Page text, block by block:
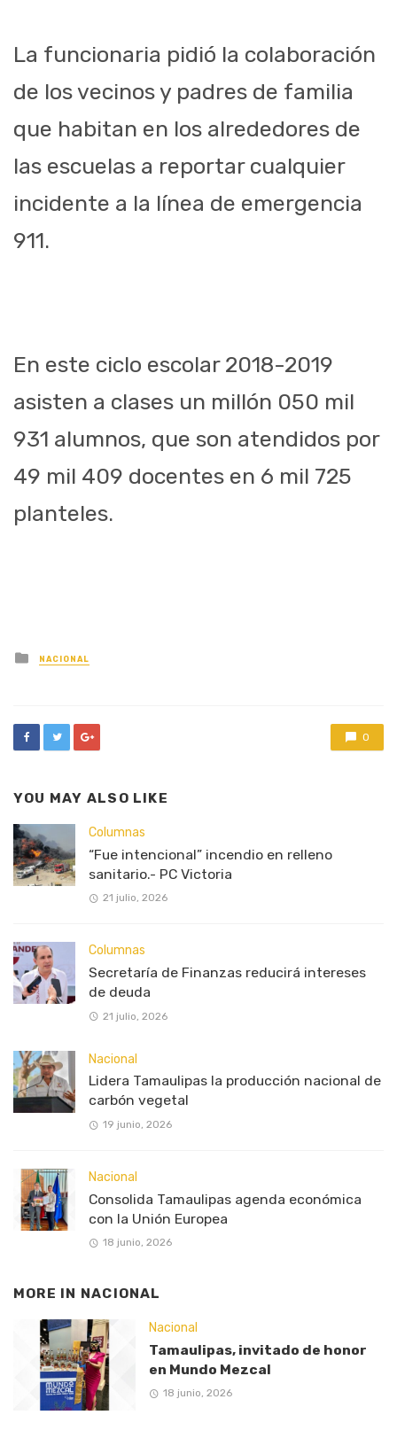
La funcionaria pidió la colaboración
de los vecinos y padres de familia
que habitan en los alrededores de
las escuelas a reportar cualquier
incidente a la línea de emergencia
911.
En este ciclo escolar 2018-2019
asisten a clases un millón 050 mil
931 alumnos, que son atendidos por
49 mil 409 docentes en 6 mil 725
planteles.
Posted
in
NACIONAL
0
YOU MAY ALSO LIKE
Columnas
“Fue intencional” incendio en relleno
sanitario.- PC Victoria
21 julio, 2026
Columnas
Secretaría de Finanzas reducirá intereses
de deuda
21 julio, 2026
Nacional
Lidera Tamaulipas la producción nacional de
carbón vegetal
19 junio, 2026
Nacional
Consolida Tamaulipas agenda económica
con la Unión Europea
18 junio, 2026
MORE IN NACIONAL
Nacional
Tamaulipas, invitado de honor
en Mundo Mezcal
18 junio, 2026